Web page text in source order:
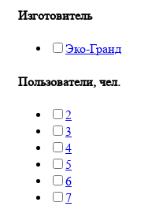
Изготовитель
Эко-Гранд
Пользователи, чел.
2
3
4
5
6
7